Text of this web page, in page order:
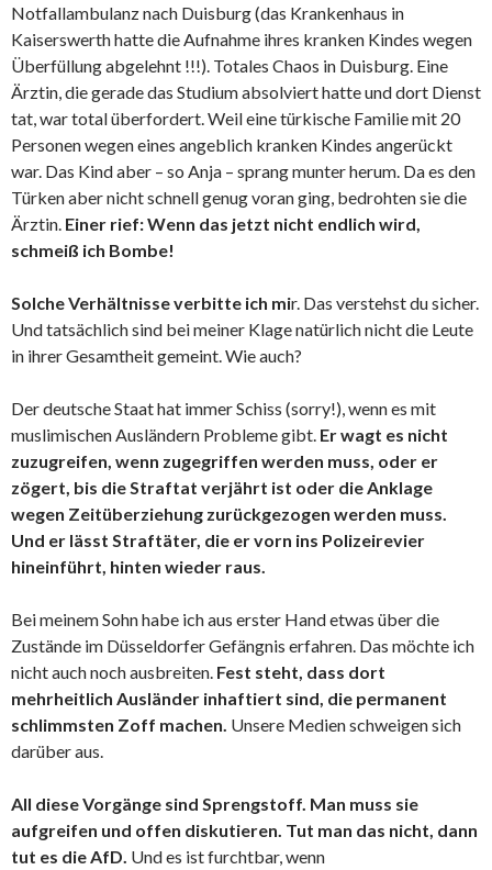
Notfallambulanz nach Duisburg (das Krankenhaus in
Kaiserswerth hatte die Aufnahme ihres kranken Kindes wegen
Überfüllung abgelehnt !!!). Totales Chaos in Duisburg. Eine
Ärztin, die gerade das Studium absolviert hatte und dort Dienst
tat, war total überfordert. Weil eine türkische Familie mit 20
Personen wegen eines angeblich kranken Kindes angerückt
war. Das Kind aber – so Anja – sprang munter herum. Da es den
Türken aber nicht schnell genug voran ging, bedrohten sie die
Ärztin. Einer rief: Wenn das jetzt nicht endlich wird,
schmeiß ich Bombe!
Solche Verhältnisse verbitte ich mir. Das verstehst du sicher.
Und tatsächlich sind bei meiner Klage natürlich nicht die Leute
in ihrer Gesamtheit gemeint. Wie auch?
Der deutsche Staat hat immer Schiss (sorry!), wenn es mit
muslimischen Ausländern Probleme gibt. Er wagt es nicht
zuzugreifen, wenn zugegriffen werden muss, oder er
zögert, bis die Straftat verjährt ist oder die Anklage
wegen Zeitüberziehung zurückgezogen werden muss.
Und er lässt Straftäter, die er vorn ins Polizeirevier
hineinführt, hinten wieder raus.
Bei meinem Sohn habe ich aus erster Hand etwas über die
Zustände im Düsseldorfer Gefängnis erfahren. Das möchte ich
nicht auch noch ausbreiten. Fest steht, dass dort
mehrheitlich Ausländer inhaftiert sind, die permanent
schlimmsten Zoff machen. Unsere Medien schweigen sich
darüber aus.
All diese Vorgänge sind Sprengstoff. Man muss sie
aufgreifen und offen diskutieren. Tut man das nicht, dann
tut es die AfD. Und es ist furchtbar, wenn